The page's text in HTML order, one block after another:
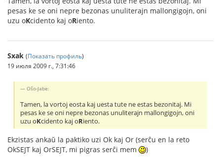
pesas ke se oni nepre bezonas unuliterajn mallongigojn, oni
uzu oKcidento kaj oRiento.
Sxak (Показать профиль)
19 июля 2009 г., 7:31:46
Oŝo-Jabe:
Tamen, la vortoj eosta kaj uesta tute ne estas bezonitaj. Mi
pesas ke se oni nepre bezonas unuliterajn mallongigojn, oni
uzu oKcidento kaj oRiento.
Ekzistas ankaŭ la paktiko uzi Ok kaj Or (serĉu en la reto
OkSEJT kaj OrSEJT, mi pigras serĉi mem
)